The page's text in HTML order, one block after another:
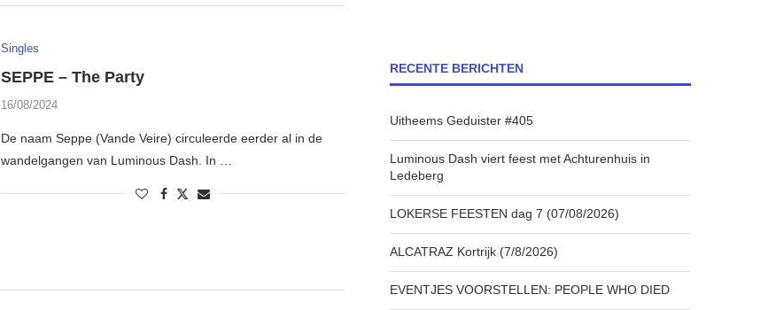
Singles
SEPPE – The Party
16/08/2024
De naam Seppe (Vande Veire) circuleerde eerder al in de
wandelgangen van Luminous Dash. In …
RECENTE BERICHTEN
Uitheems Geduister #405
Luminous Dash viert feest met Achturenhuis in
Ledeberg
LOKERSE FEESTEN dag 7 (07/08/2026)
ALCATRAZ Kortrijk (7/8/2026)
EVENTJES VOORSTELLEN: PEOPLE WHO DIED